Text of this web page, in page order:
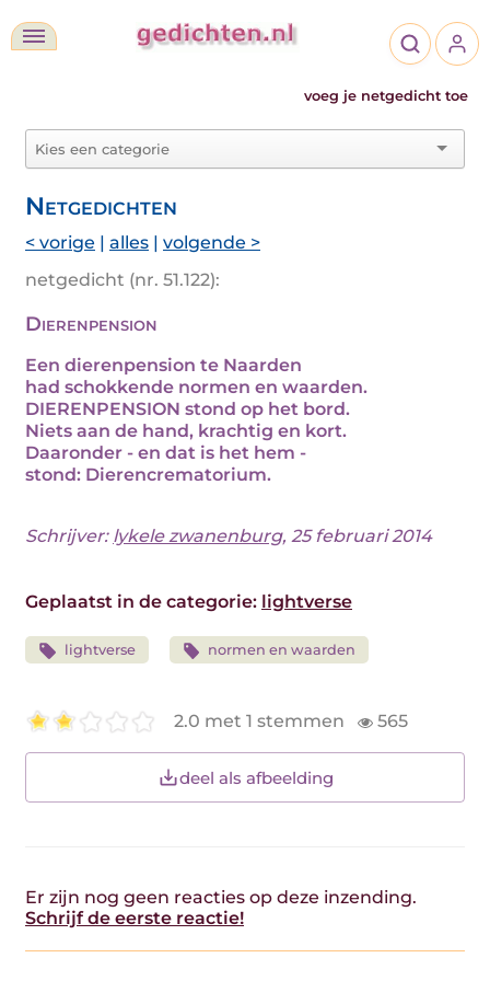
voeg je netgedicht toe
Netgedichten
< vorige | alles | volgende >
netgedicht (nr. 51.122):
Dierenpension
Een dierenpension te Naarden
had schokkende normen en waarden.
DIERENPENSION stond op het bord.
Niets aan de hand, krachtig en kort.
Daaronder - en dat is het hem -
stond: Dierencrematorium.
Schrijver: lykele zwanenburg, 25 februari 2014
Geplaatst in de categorie: lightverse
lightverse normen en waarden
2.0 met 1 stemmen 565
deel als afbeelding
Er zijn nog geen reacties op deze inzending.
Schrijf de eerste reactie!